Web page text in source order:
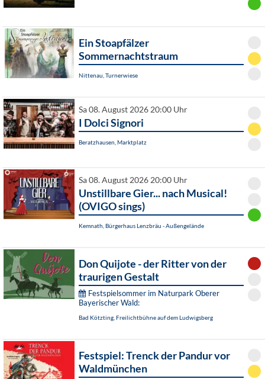
Ein Stoapfälzer
Sommernachtstraum
Nittenau, Turnerwiese
Sa 08. August 2026 20:00 Uhr
I Dolci Signori
Beratzhausen, Marktplatz
Sa 08. August 2026 20:00 Uhr
Unstillbare Gier... nach Musical!
(OVIGO sings)
Kemnath, Bürgerhaus Lenzbräu - Außengelände
Don Quijote - der Ritter von der
traurigen Gestalt
Festspielsommer im Naturpark Oberer
Bayerischer Wald:
Bad Kötzting, Freilichtbühne auf dem Ludwigsberg
Festspiel: Trenck der Pandur vor
Waldmünchen